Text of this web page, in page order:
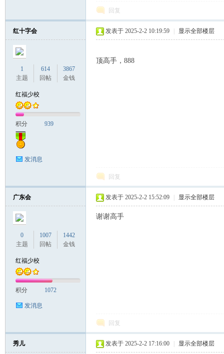
回复
红十字会
1
主题
614
回帖
3867
金钱
红福少校
积分 939
发消息
发表于 2025-2-2 10:19:59 显示全部楼层
顶高手，888
回复
广东会
0
主题
1007
回帖
1442
金钱
红福少校
积分 1072
发消息
发表于 2025-2-2 15:52:09 显示全部楼层
谢谢高手
回复
秀儿 发表于 2025-2-2 17:16:00 显示全部楼层